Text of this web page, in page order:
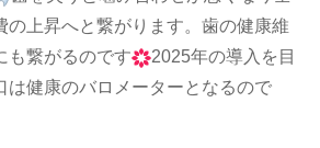
の上昇へと繋がります。歯の健康維
も繋がるのです
2025年の導入を目
は健康のバロメーターとなるので